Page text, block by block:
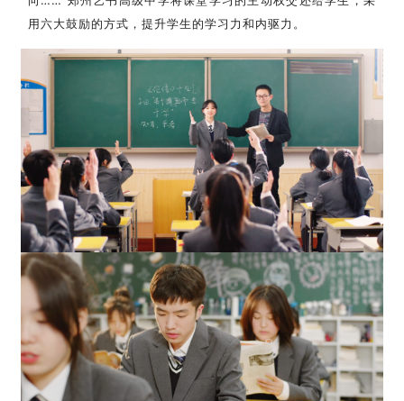
用六大鼓励的方式，提升学生的学习力和内驱力。